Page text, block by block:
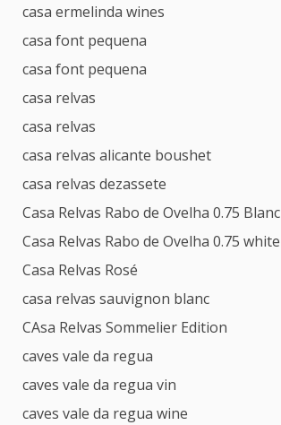
casa ermelinda wines
casa font pequena
casa font pequena
casa relvas
casa relvas
casa relvas alicante boushet
casa relvas dezassete
Casa Relvas Rabo de Ovelha 0.75 Blanc
Casa Relvas Rabo de Ovelha 0.75 white
Casa Relvas Rosé
casa relvas sauvignon blanc
CAsa Relvas Sommelier Edition
caves vale da regua
caves vale da regua vin
caves vale da regua wine